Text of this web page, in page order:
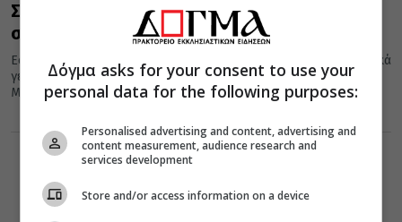
Σαν σήμερα: Όλες οι εορτές και τα
σημαντικότερα γεγονότα της 09ης Μάϊου
Εορτές της Ορθοδοξίας, σημαντικά ιστορικά, πολιτικά, κοινωνικά
γεγονότα, γεννήσεις και θάνατοι που συνέβησαν σαν σήμερα 09
Μαΐου.
Δόγμα asks for your consent to use your
personal data for the following purposes:
Personalised advertising and content, advertising and
content measurement, audience research and
services development
Store and/or access information on a device